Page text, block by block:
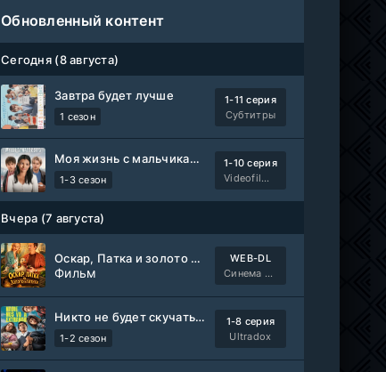
Обновленный контент
Сегодня (8 августа)
Завтра будет лучше
1 сезон
1-11 серия
Субтитры
Моя жизнь с мальчиками Уолтер
1-3 сезон
1-10 серия
Videofilm Int
Вчера (7 августа)
Оскар, Патка и золото Балтики
Фильм
WEB-DL
Синема УС
Никто не будет скучать по нам
1-2 сезон
1-8 серия
Ultradox